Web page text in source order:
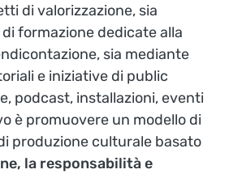
di valorizzazione, sia
formazione dedicate alla
sia mediante
e iniziative di public
podcast, installazioni, eventi
è promuovere un modello di
produzione culturale basato
la responsabilità e